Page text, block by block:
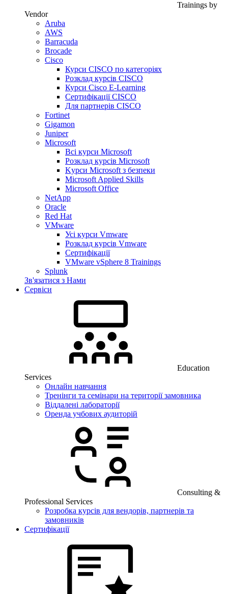
Trainings by
Vendor
Aruba
AWS
Barracuda
Brocade
Cisco
Курси CISCO по категоріях
Розклад курсів CISCO
Курси Cisco E-Learning
Сертифікації CISCO
Для партнерів CISCO
Fortinet
Gigamon
Juniper
Microsoft
Всі курси Microsoft
Розклад курсів Microsoft
Kyрси Microsoft з безпеки
Microsoft Applied Skills
Microsoft Office
NetApp
Oracle
Red Hat
VMware
Усі курси Vmware
Розклад курсів Vmware
Сертифікації
VMware vSphere 8 Trainings
Splunk
Зв'язатися з Нами
Сервіси
Education
Services
Онлайн навчання
Тренінги та семінари на території замовника
Віддалені лабораторії
Оренда учбових аудиторій
Consulting &
Professional Services
Розробка курсів для вендорів, партнерів та
замовників
Сертифікації